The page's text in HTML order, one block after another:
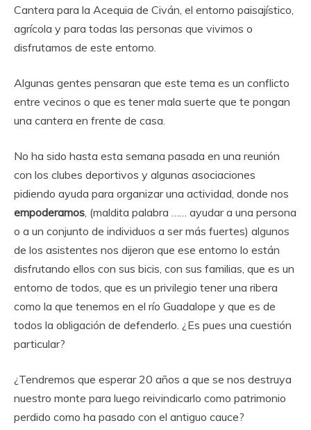
Cantera para la Acequia de Civán, el entorno paisajístico,
agrícola y para todas las personas que vivimos o
disfrutamos de este entorno.
Algunas gentes pensaran que este tema es un conflicto
entre vecinos o que es tener mala suerte que te pongan
una cantera en frente de casa.
No ha sido hasta esta semana pasada en una reunión
con los clubes deportivos y algunas asociaciones
pidiendo ayuda para organizar una actividad, donde nos
empoderamos, (maldita palabra …… ayudar a una persona
o a un conjunto de individuos a ser más fuertes) algunos
de los asistentes nos dijeron que ese entorno lo están
disfrutando ellos con sus bicis, con sus familias, que es un
entorno de todos, que es un privilegio tener una ribera
como la que tenemos en el río Guadalope y que es de
todos la obligación de defenderlo. ¿Es pues una cuestión
particular?
¿Tendremos que esperar 20 años a que se nos destruya
nuestro monte para luego reivindicarlo como patrimonio
perdido como ha pasado con el antiguo cauce?